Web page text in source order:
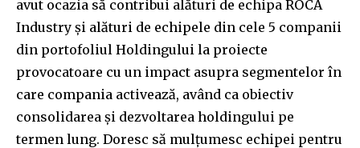
avut ocazia să contribui alături de echipa ROCA
Industry și alături de echipele din cele 5 companii
din portofoliul Holdingului la proiecte
provocatoare cu un impact asupra segmentelor în
care compania activează, având ca obiectiv
consolidarea și dezvoltarea holdingului pe
termen lung. Doresc să mulțumesc echipei pentru